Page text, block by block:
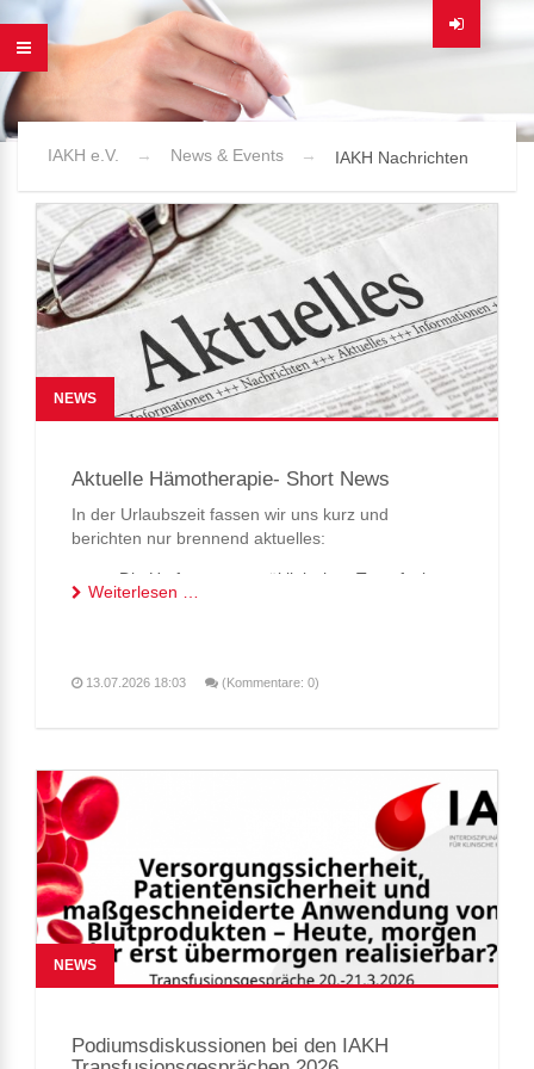
IAKH e.V. News & Events IAKH Nachrichten
NEWS
Aktuelle Hämotherapie- Short News
In der Urlaubszeit fassen wir uns kurz und
berichten nur brennend aktuelles:
Die Umfrage zur präklinischen Transfusion
heidelberg.de/index.php/811177?lang=de
September. Wir werden Sie hier informieren!
Qualitätssicherungssystems der Blutdepots
und Spendeeinrichtungen nach europäischen
Vorgaben. "2027 B-QM PROGRAMME FOR
BLOOD ESTABLISHMENTS AND HOSPITAL
Weiterlesen …
13.07.2026 18:03 (Kommentare: 0)
NEWS
Podiumsdiskussionen bei den IAKH